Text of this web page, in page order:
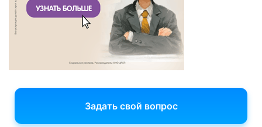
Задать свой вопрос